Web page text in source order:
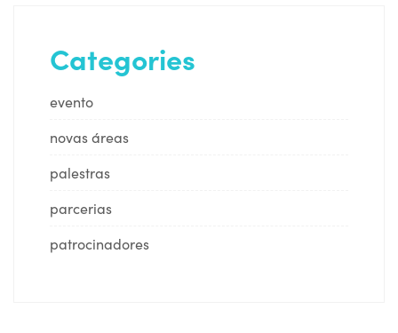
Categories
evento
novas áreas
palestras
parcerias
patrocinadores